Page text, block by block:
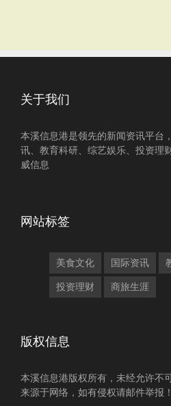
关于我们
本溪信息港是领先的新闻资讯平台
讯、教育科研、综艺娱乐、投资理
威信息
网站标签
美食文化 国际资讯
投资理财 商旅生涯
版权信息
本溪信息港版权所有，未经允许不
来源于网络，如有侵权请邮件举报！